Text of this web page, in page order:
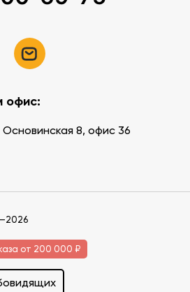
офис:
Основинская 8, офис 36
от 200 000 ₽